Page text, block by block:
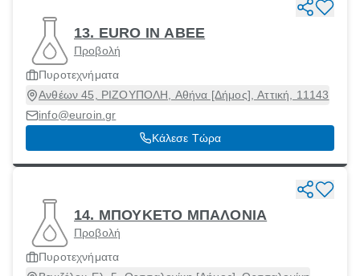
13. EURO IN ΑΒΕΕ
Προβολή
Πυροτεχνήματα
Ανθέων 45, ΡΙΖΟΥΠΟΛΗ, Αθήνα [Δήμος], Αττική, 11143
info@euroin.gr
Κάλεσε Τώρα
14. ΜΠΟΥΚΕΤΟ ΜΠΑΛΟΝΙΑ
Προβολή
Πυροτεχνήματα